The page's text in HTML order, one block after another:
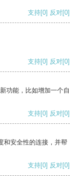
支持[0] 反对[0]
支持[0] 反对[0]
功能，比如增加一个自
支持[0] 反对[0]
和安全性的连接，并帮
支持[0] 反对[0]